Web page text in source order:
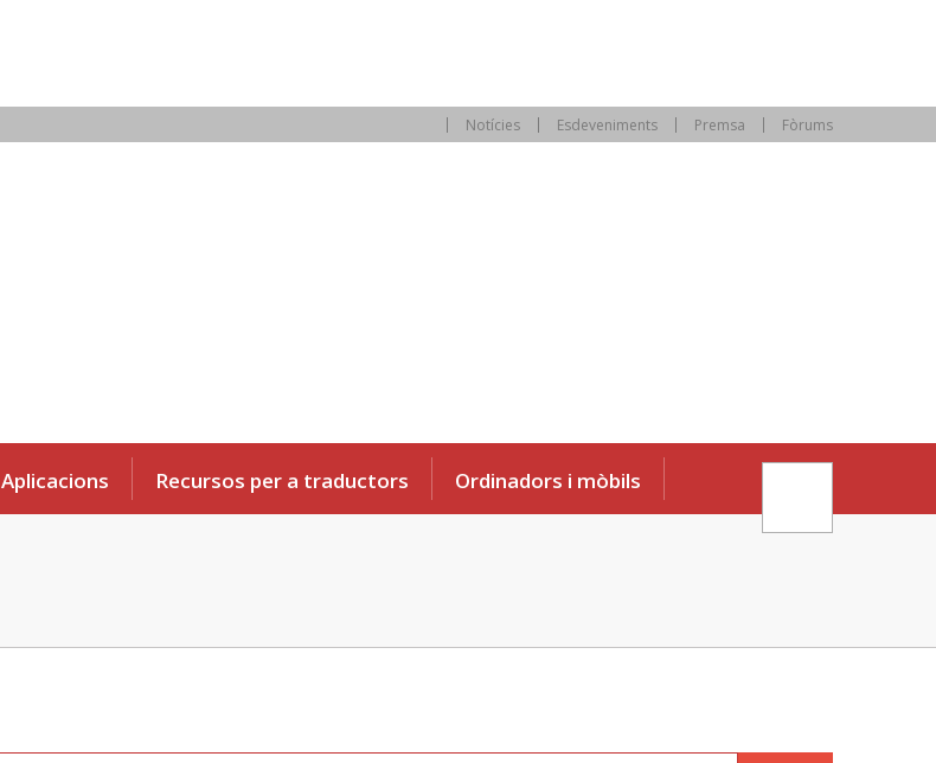
Notícies Esdeveniments Premsa Fòrums
Aplicacions Recursos per a traductors Ordinadors i mòbils